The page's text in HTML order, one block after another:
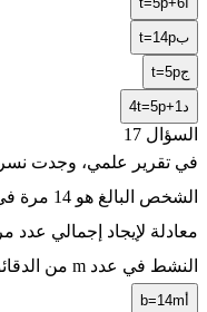
بt=14p
جt=5p
4t=5p+1
السؤال 17
في تقرير علمي، وجدت
الشخص
معادلة لإيجاد إجمالي عدد
النشط في عدد mمن
b=14m